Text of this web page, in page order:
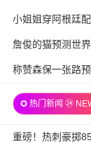
小姐姐穿阿根廷
詹俊的猫预测世
称赞森保一张路
✪ 热门新闻 ㉔
重磅！热刺豪掷